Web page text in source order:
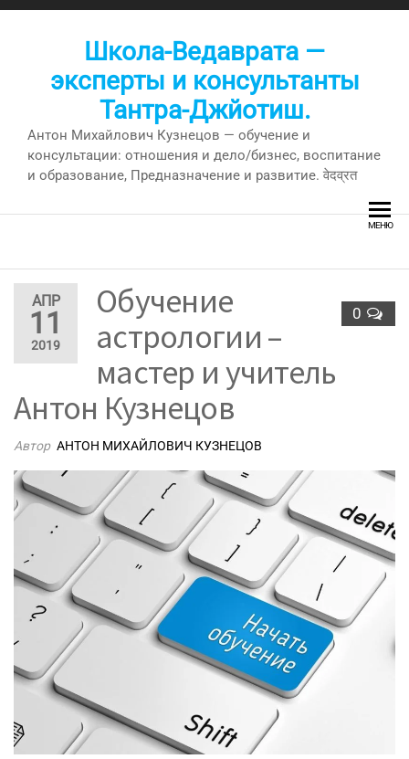
Перейти
Школа-Ведаврата —
эксперты и консультанты
Тантра-Джйотиш.
Антон Михайлович Кузнецов — обучение и
консультации: отношения и дело/бизнес, воспитание
и образование, Предназначение и развитие. वेदव्रत
МЕНЮ
АПР
11
2019
0
Обучение
астрологии –
мастер и учитель
Антон Кузнецов
Автор АНТОН МИХАЙЛОВИЧ КУЗНЕЦОВ